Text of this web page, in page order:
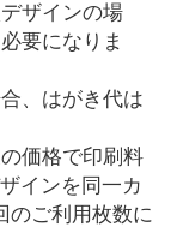
ザインの場
要になりま
、はがき代は
価格で印刷料
インを同一カ
のご利用枚数に